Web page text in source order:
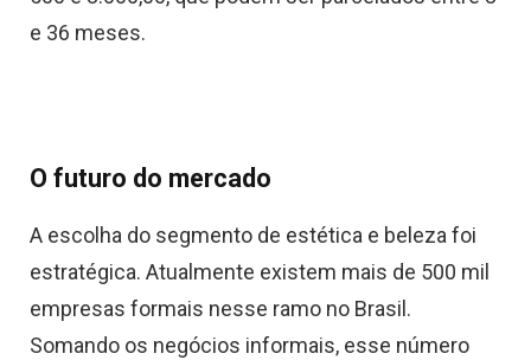
e 36 meses.
O futuro do mercado
A escolha do segmento de estética e beleza foi
estratégica. Atualmente existem mais de 500 mil
empresas formais nesse ramo no Brasil.
Somando os negócios informais, esse número